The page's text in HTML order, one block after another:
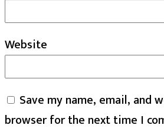
Website
Save my name, email, and
browser for the next time I